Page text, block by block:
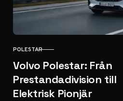
KATEGORI
POLESTAR
Volvo Polestar: Från
Prestandadivision till
Elektrisk Pionjär